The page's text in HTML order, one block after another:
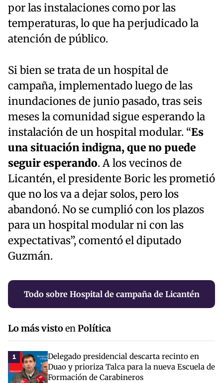
por las instalaciones como por las
temperaturas, lo que ha perjudicado la
atención de público.
Si bien se trata de un hospital de
campaña, implementado luego de las
inundaciones de junio pasado, tras seis
meses la comunidad sigue esperando la
instalación de un hospital modular. “Es
una situación indigna, que no puede
seguir esperando. A los vecinos de
Licantén, el presidente Boric les prometió
que no los va a dejar solos, pero los
abandonó. No se cumplió con los plazos
para un hospital modular ni con las
expectativas”, comentó el diputado
Guzmán.
Todo sobre Hospital de campaña de Licantén
Lo más vistoenPolítica
1
Delegado presidencial descarta recinto en
Duao y prioriza Talca para la nueva Escuela de
Formación de Carabineros